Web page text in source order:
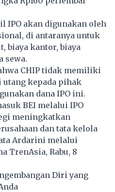
IPO akan digunakan oleh
di antaranya untuk
biaya kantor, biaya
sewa.
CHIP tidak memiliki
kepada pihak
dana IPO ini.
BEI melalui IPO
meningkatkan
dan tata kelola
Ardarini melalui
TrenAsia, Rabu, 8
Diri yang